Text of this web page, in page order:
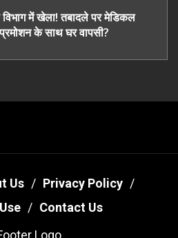
विभाग में खेला! तबादले पर मेडिकल
के साथ घर वापसी?
Us
Privacy Policy
Contact Us